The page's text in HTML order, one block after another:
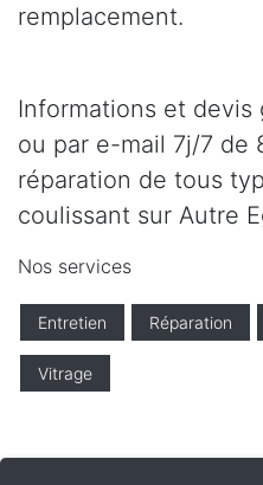
remplacement.
Informations et
ou par e-mail 7j/7 de
réparation de tous
coulissant sur Autre
Nos services
Entretien Réparation
Vitrage